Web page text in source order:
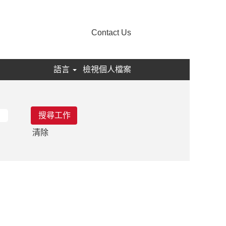
Contact Us
語言 檢視個人檔案
清除